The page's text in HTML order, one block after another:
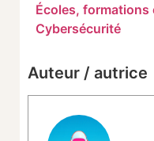
Écoles, formations
Cybersécurité
Auteur / autrice